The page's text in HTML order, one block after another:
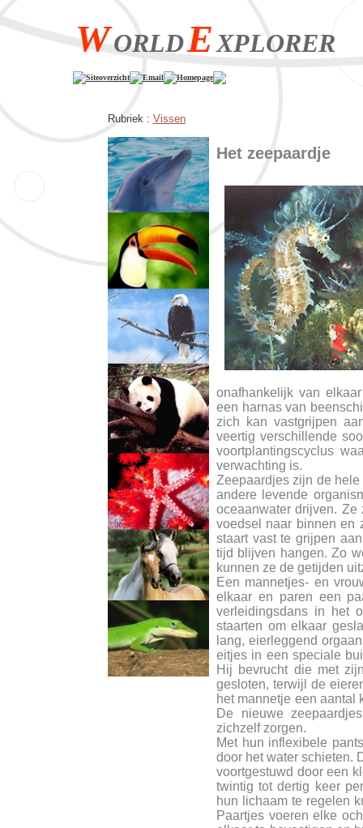
WORLDEXPLORER
Siteoverzicht Email Homepage
Rubriek : Vissen
Het zeepaardje
onafhankelijk van
een harnas van
zich kan vastgrijpen
veertig verschillende
voortplantingscyclus
verwachting is.
Zeepaardjes zijn de
andere levende
oceaanwater drijven.
voedsel naar binnen en
staart vast te grijpen
tijd blijven hangen. Zo
kunnen ze de getijden
Een mannetjes- en
elkaar en paren een
verleidingsdans in het
staarten om elkaar
lang, eierleggend
eitjes in een speciale
Hij bevrucht die met
gesloten, terwijl de
het mannetje een aantal
De nieuwe
zichzelf zorgen.
Met hun inflexibele
door het water schieten.
voortgestuwd door een
twintig tot dertig keer
hun lichaam te regelen
Paartjes voeren elke